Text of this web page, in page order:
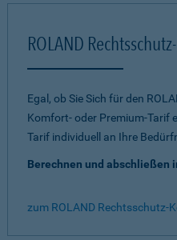
ROLAND
Egal, ob Sie Sich für den
Komfort- oder Premium-Tarif
Tarif individuell an Ihre
Berechnen und abschließen
zum ROLAND Rechtsschutz-